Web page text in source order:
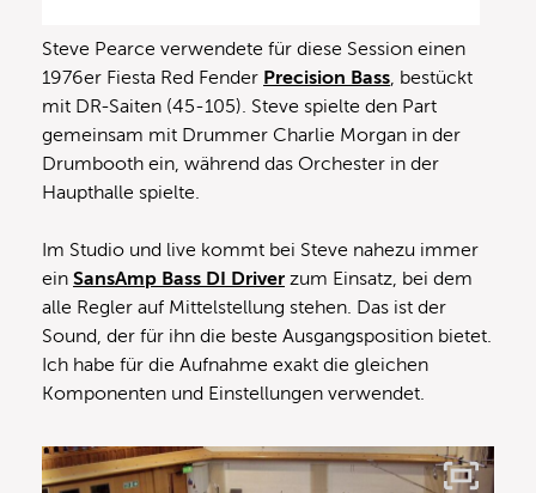
Steve Pearce verwendete für diese Session einen
1976er Fiesta Red Fender Precision Bass, bestückt
mit DR-Saiten (45-105). Steve spielte den Part
gemeinsam mit Drummer Charlie Morgan in der
Drumbooth ein, während das Orchester in der
Haupthalle spielte.
Im Studio und live kommt bei Steve nahezu immer
ein SansAmp Bass DI Driver zum Einsatz, bei dem
alle Regler auf Mittelstellung stehen. Das ist der
Sound, der für ihn die beste Ausgangsposition bietet.
Ich habe für die Aufnahme exakt die gleichen
Komponenten und Einstellungen verwendet.